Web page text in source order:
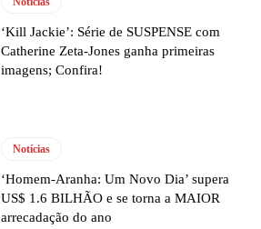
‘Kill Jackie’: Série de SUSPENSE com
Catherine Zeta-Jones ganha primeiras
imagens; Confira!
Notícias
‘Homem-Aranha: Um Novo Dia’ supera
US$ 1.6 BILHÃO e se torna a MAIOR
arrecadação do ano